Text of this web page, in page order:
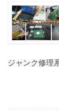
ジャンク修理